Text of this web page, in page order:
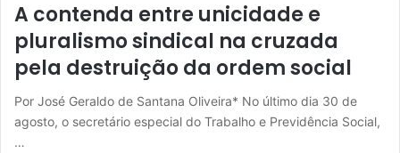
A contenda entre unicidade e
pluralismo sindical na cruzada
pela destruição da ordem social
Por José Geraldo de Santana Oliveira* No último dia 30 de
agosto, o secretário especial do Trabalho e Previdência Social,
…